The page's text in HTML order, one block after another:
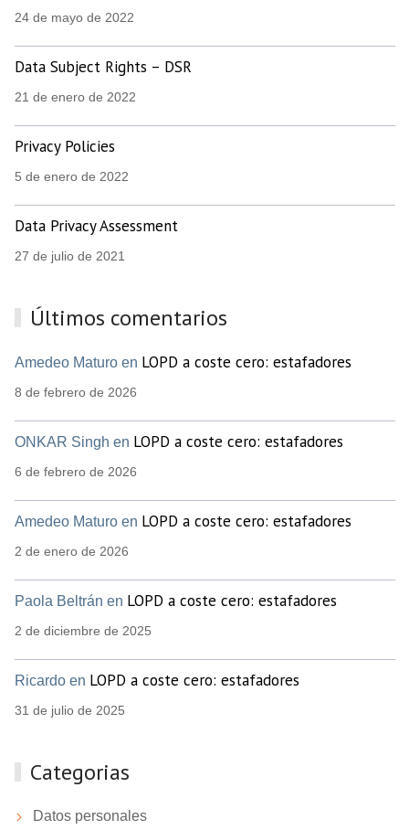
24 de mayo de 2022
Data Subject Rights – DSR
21 de enero de 2022
Privacy Policies
5 de enero de 2022
Data Privacy Assessment
27 de julio de 2021
Últimos comentarios
Amedeo Maturo en LOPD a coste cero: estafadores
8 de febrero de 2026
ONKAR Singh en LOPD a coste cero: estafadores
6 de febrero de 2026
Amedeo Maturo en LOPD a coste cero: estafadores
2 de enero de 2026
Paola Beltrán en LOPD a coste cero: estafadores
2 de diciembre de 2025
Ricardo en LOPD a coste cero: estafadores
31 de julio de 2025
Categorias
Datos personales